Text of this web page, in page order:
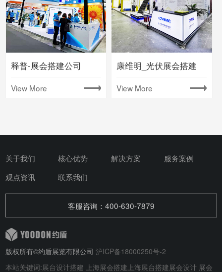
释普-展会搭建公司
View More
康维明_光伏展会搭建
View More
关于我们 核心优势 解决方案
服务案例
观点资讯
联系我们
客服咨询：400-630-7879
版权所有©约盾展览有限公司 沪ICP备18000250号-2
本站关键词:展台设计搭建 上海展会搭建 上海展台搭建展会设计 展会